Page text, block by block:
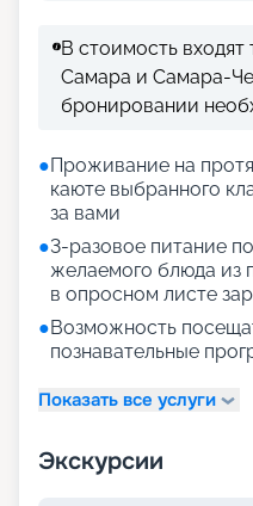
В стоимость
Самара и Самара-
бронировании
●Проживание на
каюте выбранного
за вами
●3-разовое питание
желаемого блюда из
в опросном листе
●Возможность
познавательные
Показать все услуги
Экскурсии